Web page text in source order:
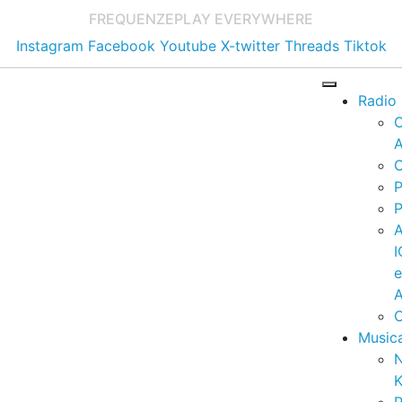
FREQUENZEPLAY EVERYWHERE
Instagram Facebook Youtube X-twitter Threads Tiktok
Radio
e